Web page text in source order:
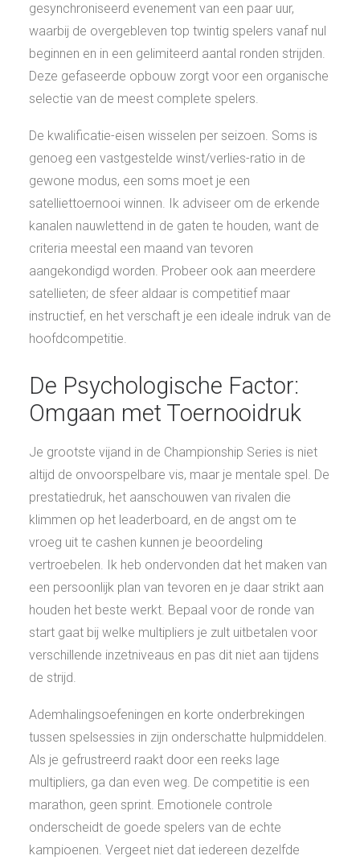
gesynchroniseerd evenement van een paar uur,
waarbij de overgebleven top twintig spelers vanaf nul
beginnen en in een gelimiteerd aantal ronden strijden.
Deze gefaseerde opbouw zorgt voor een organische
selectie van de meest complete spelers.
De kwalificatie-eisen wisselen per seizoen. Soms is
genoeg een vastgestelde winst/verlies-ratio in de
gewone modus, een soms moet je een
satelliettoernooi winnen. Ik adviseer om de erkende
kanalen nauwlettend in de gaten te houden, want de
criteria meestal een maand van tevoren
aangekondigd worden. Probeer ook aan meerdere
satellieten; de sfeer aldaar is competitief maar
instructief, en het verschaft je een ideale indruk van de
hoofdcompetitie.
De Psychologische Factor:
Omgaan met Toernooidruk
Je grootste vijand in de Championship Series is niet
altijd de onvoorspelbare vis, maar je mentale spel. De
prestatiedruk, het aanschouwen van rivalen die
klimmen op het leaderboard, en de angst om te
vroeg uit te cashen kunnen je beoordeling
vertroebelen. Ik heb ondervonden dat het maken van
een persoonlijk plan van tevoren en je daar strikt aan
houden het beste werkt. Bepaal voor de ronde van
start gaat bij welke multipliers je zult uitbetalen voor
verschillende inzetniveaus en pas dit niet aan tijdens
de strijd.
Ademhalingsoefeningen en korte onderbrekingen
tussen spelsessies in zijn onderschatte hulpmiddelen.
Als je gefrustreerd raakt door een reeks lage
multipliers, ga dan even weg. De competitie is een
marathon, geen sprint. Emotionele controle
onderscheidt de goede spelers van de echte
kampioenen. Vergeet niet dat iedereen dezelfde